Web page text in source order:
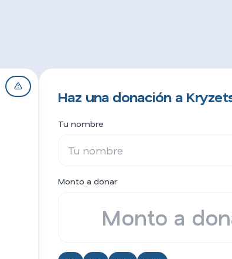
Haz una donación a
Tu nombre
Monto a donar